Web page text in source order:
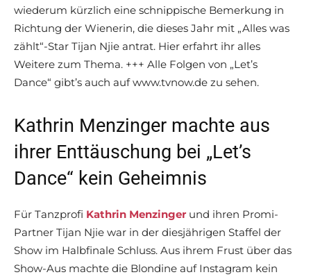
wiederum kürzlich eine schnippische Bemerkung in
Richtung der Wienerin, die dieses Jahr mit „Alles was
zählt“-Star Tijan Njie antrat. Hier erfahrt ihr alles
Weitere zum Thema. +++ Alle Folgen von „Let’s
Dance“ gibt’s auch auf www.tvnow.de zu sehen.
Kathrin Menzinger machte aus
ihrer Enttäuschung bei „Let’s
Dance“ kein Geheimnis
Für Tanzprofi Kathrin Menzinger und ihren Promi-
Partner Tijan Njie war in der diesjährigen Staffel der
Show im Halbfinale Schluss. Aus ihrem Frust über das
Show-Aus machte die Blondine auf Instagram kein